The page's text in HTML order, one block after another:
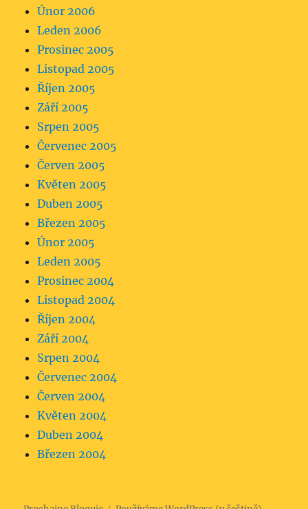
Únor 2006
Leden 2006
Prosinec 2005
Listopad 2005
Říjen 2005
Září 2005
Srpen 2005
Červenec 2005
Červen 2005
Květen 2005
Duben 2005
Březen 2005
Únor 2005
Leden 2005
Prosinec 2004
Listopad 2004
Říjen 2004
Září 2004
Srpen 2004
Červenec 2004
Červen 2004
Květen 2004
Duben 2004
Březen 2004